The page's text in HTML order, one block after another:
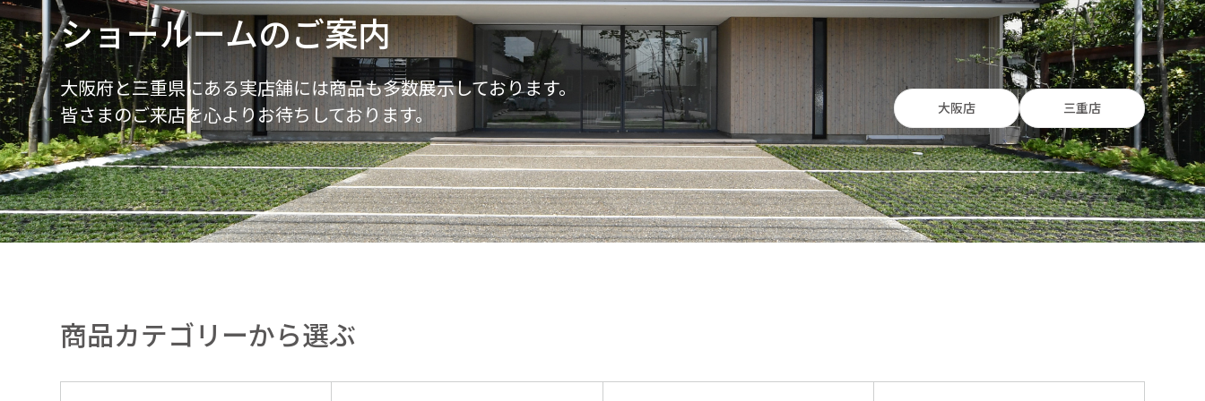
ショールームのご案内
大阪府と三重県にある実店舗には商品も多数展示しております。
皆さまのご来店を心よりお待ちしております。
大阪店 三重店
商品カテゴリーから選ぶ